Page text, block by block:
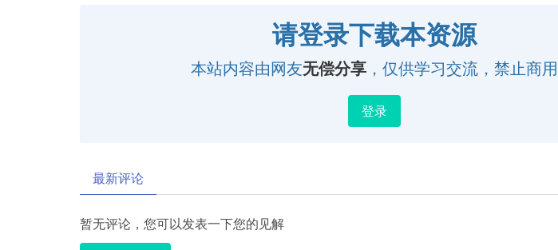
请登录下载本资源
本站内容由网友无偿分享 ，仅供学习交流，禁止商用
登录
最新评论
暂无评论，您可以发表一下您的见解